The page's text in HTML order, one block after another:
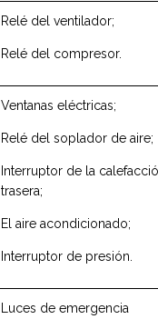
Relé del ventilador;
Relé del compresor.
Ventanas eléctricas;
Relé del soplador de aire;
Interruptor de la
trasera;
El aire acondicionado;
Interruptor de presión.
Luces de emergencia